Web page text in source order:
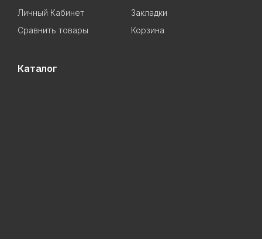
Личный Кабинет
Закладки
Сравнить товары
Корзина
Каталог